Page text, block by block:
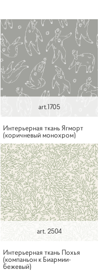
art.1705
Интерьерная ткань Ягморт
(коричневый монохром)
art. 2504
Интерьерная ткань Похья
(компаньон к Биармии-
бежевый)